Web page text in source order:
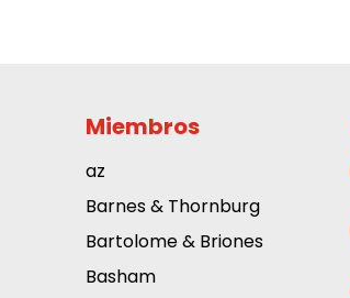
Miembros
az
Barnes & Thornburg
Bartolome & Briones
Basham